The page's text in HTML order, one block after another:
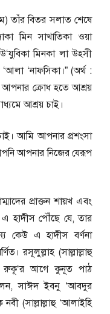
তাঁর বিতর সলাত শেষে
মিন সাখাতিকা ওয়া
মিনকা লা উহসী
‘নাফসিকা।” (অর্থ :
আপনার ক্রোধ হতে আশ্রয়
আশ্রয় চাই।
আমি আপনার প্রশংসা
আপনার নিজের যেরূপ
প্রাক্তন শায়খ এবং
হাদীস পৌঁছে যে, তার
কেউ এ হাদীস বর্ণনা
রসূলুল্লাহ (সাল্লাল্লাহু
রুকূ‘র আগে কুনূত পাঠ
সাঈদ ইবনু ‘আবদুর
(সাল্লাল্লাহু ‘আলাইহি